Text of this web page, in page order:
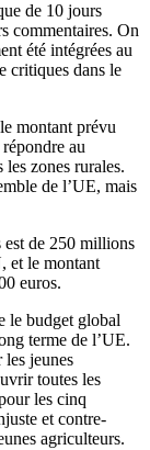
de 10 jours
commentaires. On
été intégrées au
critiques dans le
montant prévu
au
zones rurales.
de l’UE, mais
est de 250 millions
et le montant
euros.
le budget global
terme de l’UE.
jeunes
toutes les
les cinq
et contre-
agriculteurs.